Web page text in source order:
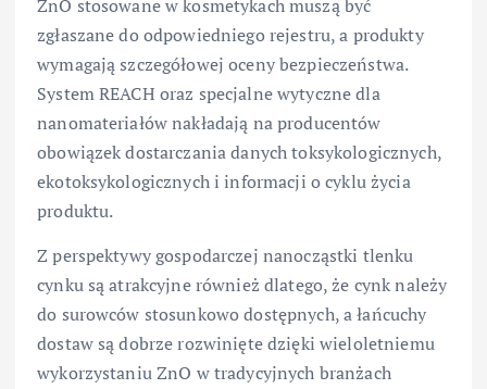
ZnO stosowane w kosmetykach muszą być
zgłaszane do odpowiedniego rejestru, a produkty
wymagają szczegółowej oceny bezpieczeństwa.
System REACH oraz specjalne wytyczne dla
nanomateriałów nakładają na producentów
obowiązek dostarczania danych toksykologicznych,
ekotoksykologicznych i informacji o cyklu życia
produktu.
Z perspektywy gospodarczej nanocząstki tlenku
cynku są atrakcyjne również dlatego, że cynk należy
do surowców stosunkowo dostępnych, a łańcuchy
dostaw są dobrze rozwinięte dzięki wieloletniemu
wykorzystaniu ZnO w tradycyjnych branżach